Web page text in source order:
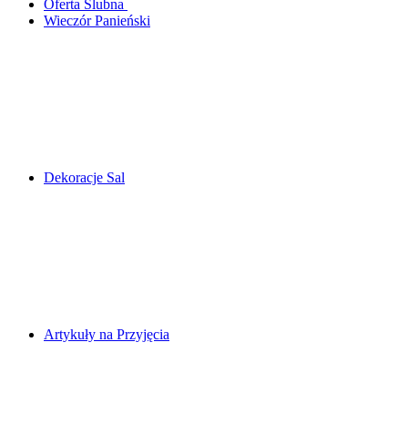
Oferta Ślubna
Wieczór Panieński
Dekoracje Sal
Artykuły na Przyjęcia